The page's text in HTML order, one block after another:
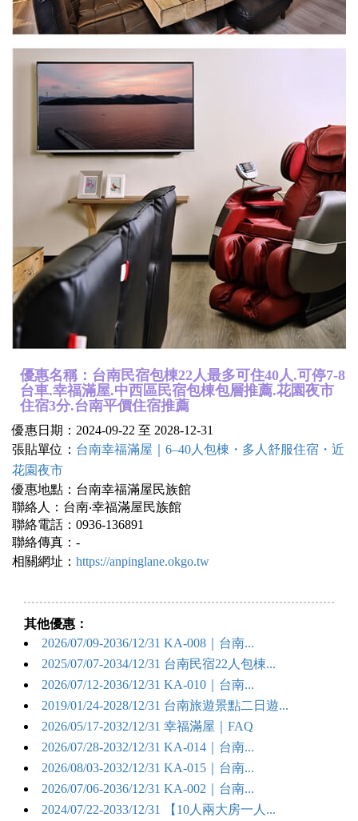
優惠名稱：台南民宿包棟22人最多可住40人.可停7-8
台車.幸福滿屋.中西區民宿包棟包層推薦.花園夜市
住宿3分.台南平價住宿推薦
優惠日期：2024-09-22 至 2028-12-31
張貼單位： 台南幸福滿屋｜6–40人包棟・多人舒服住宿・近
花園夜市
優惠地點：台南幸福滿屋民族館
聯絡人：台南‧幸福滿屋民族館
聯絡電話：0936-136891
聯絡傳真：-
相關網址： https://anpinglane.okgo.tw
其他優惠：
2026/07/09-2036/12/31 KA-008｜台南...
2025/07/07-2034/12/31 台南民宿22人包棟...
2026/07/12-2036/12/31 KA-010｜台南...
2019/01/24-2028/12/31 台南旅遊景點二日遊...
2026/05/17-2032/12/31 幸福滿屋｜FAQ
2026/07/28-2032/12/31 KA-014｜台南...
2026/08/03-2032/12/31 KA-015｜台南...
2026/07/06-2036/12/31 KA-002｜台南...
2024/07/22-2033/12/31 【10人兩大房一人...